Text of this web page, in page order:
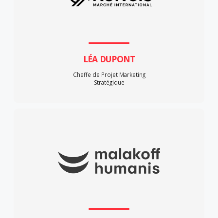
LÉA DUPONT
Cheffe de Projet Marketing
Stratégique